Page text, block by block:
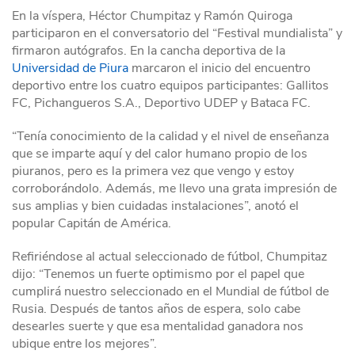
En la víspera, Héctor Chumpitaz y Ramón Quiroga
participaron en el conversatorio del “Festival mundialista” y
firmaron autógrafos. En la cancha deportiva de la
Universidad de Piura marcaron el inicio del encuentro
deportivo entre los cuatro equipos participantes: Gallitos
FC, Pichangueros S.A., Deportivo UDEP y Bataca FC.
“Tenía conocimiento de la calidad y el nivel de enseñanza
que se imparte aquí y del calor humano propio de los
piuranos, pero es la primera vez que vengo y estoy
corroborándolo. Además, me llevo una grata impresión de
sus amplias y bien cuidadas instalaciones”, anotó el
popular Capitán de América.
Refiriéndose al actual seleccionado de fútbol, Chumpitaz
dijo: “Tenemos un fuerte optimismo por el papel que
cumplirá nuestro seleccionado en el Mundial de fútbol de
Rusia. Después de tantos años de espera, solo cabe
desearles suerte y que esa mentalidad ganadora nos
ubique entre los mejores”.